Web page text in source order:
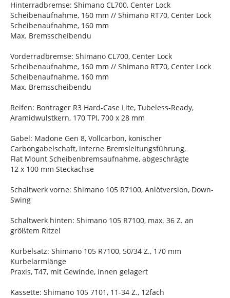
Hinterradbremse: Shimano CL700, Center Lock
Scheibenaufnahme, 160 mm // Shimano RT70, Center Lock
Scheibenaufnahme, 160 mm
Max. Bremsscheibendu
Vorderradbremse: Shimano CL700, Center Lock
Scheibenaufnahme, 160 mm // Shimano RT70, Center Lock
Scheibenaufnahme, 160 mm
Max. Bremsscheibendu
Reifen: Bontrager R3 Hard-Case Lite, Tubeless-Ready,
Aramidwulstkern, 170 TPI, 700 x 28 mm
Gabel: Madone Gen 8, Vollcarbon, konischer
Carbongabelschaft, interne Bremsleitungsführung,
Flat Mount Scheibenbremsaufnahme, abgeschrägte
12 x 100 mm Steckachse
Schaltwerk vorne: Shimano 105 R7100, Anlötversion, Down-
Swing
Schaltwerk hinten: Shimano 105 R7100, max. 36 Z. an
größtem Ritzel
Kurbelsatz: Shimano 105 R7100, 50/34 Z., 170 mm
Kurbelarmlänge
Praxis, T47, mit Gewinde, innen gelagert
Kassette: Shimano 105 7101, 11-34 Z., 12fach